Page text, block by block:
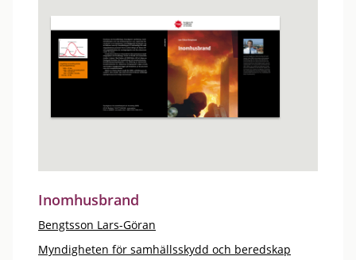
Inomhusbrand
Bengtsson Lars-Göran
Myndigheten för samhällsskydd och beredskap